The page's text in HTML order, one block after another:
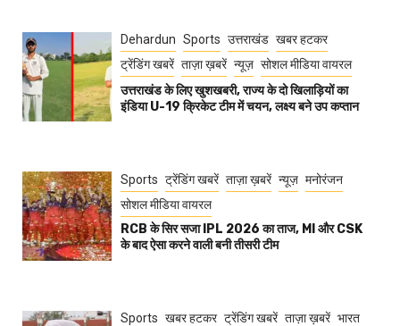
Dehardun Sports उत्तराखंड खबर हटकर
ट्रेंडिंग खबरें ताज़ा ख़बरें न्यूज़ सोशल मीडिया वायरल
उत्तराखंड के लिए खुशखबरी, राज्य के दो खिलाड़ियों का
इंडिया U-19 क्रिकेट टीम में चयन, लक्ष्य बने उप कप्तान
Sports ट्रेंडिंग खबरें ताज़ा ख़बरें न्यूज़ मनोरंजन
सोशल मीडिया वायरल
RCB के सिर सजा IPL 2026 का ताज, MI और CSK
के बाद ऐसा करने वाली बनी तीसरी टीम
Sports खबर हटकर ट्रेंडिंग खबरें ताज़ा ख़बरें भारत